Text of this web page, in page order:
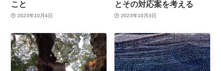
こと
2023年10月4日
とその対応案を考える
2023年10月3日